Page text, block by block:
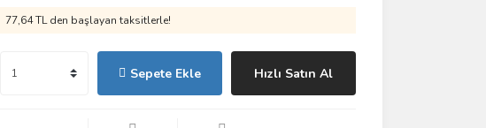
77,64 TL den başlayan taksitlerle!
Sepete Ekle Hızlı Satın Al